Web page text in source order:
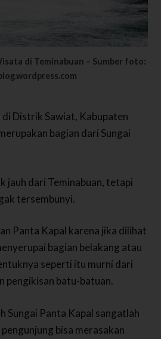
di Teminabuan – Sumber foto:
Distrik Sawiat, Kabupaten
bagian dari Sungai
jauh dari Teminabuan, tetapi
tersembunyi.
Panta Kapal karena jika dilihat
bagian belakang atau
seperti itu murni dari
pengikisan batu-batuan.
Sungai Panta Kapal sangatlah
bisa merasakan